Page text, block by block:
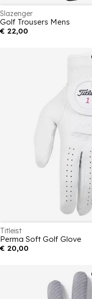
Slazenger
Golf Trousers Mens
€ 22,00
Titleist
Perma Soft Golf Glove
€ 20,00